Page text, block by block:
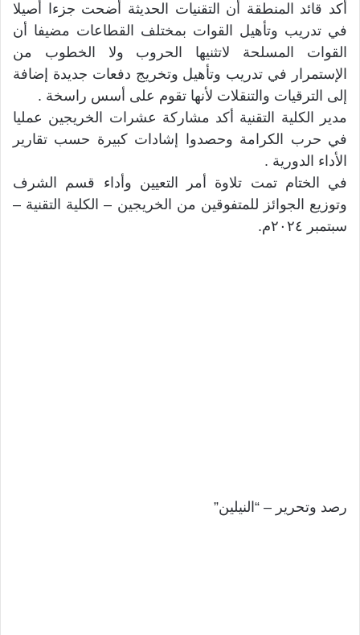
أكد قائد المنطقة أن التقنيات الحديثة أضحت جزءا أصيلا
في تدريب وتأهيل القوات بمختلف القطاعات مضيفا أن
القوات المسلحة لاتثنيها الحروب ولا الخطوب من
الإستمرار في تدريب وتأهيل وتخريج دفعات جديدة إضافة
إلى الترقيات والتنقلات لأنها تقوم على أسس راسخة .
مدير الكلية التقنية أكد مشاركة عشرات الخريجين عمليا
في حرب الكرامة وحصدوا إشادات كبيرة حسب تقارير
الأداء الدورية .
في الختام تمت تلاوة أمر التعيين وأداء قسم الشرف
وتوزيع الجوائز للمتفوقين من الخريجين – الكلية التقنية –
سبتمبر ٢٠٢٤م.
رصد وتحرير – “النيلين”